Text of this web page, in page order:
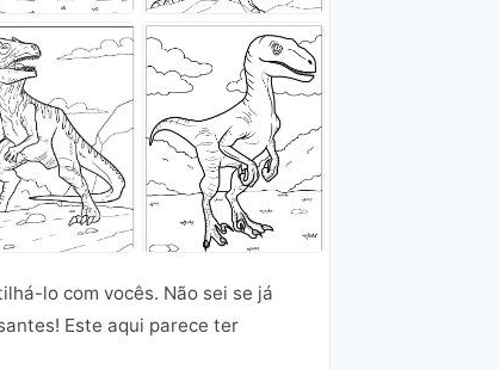
lo com vocês. Não sei se já
Este aqui parece ter